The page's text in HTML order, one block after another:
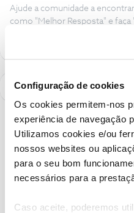
Configuração de cookies
Os cookies permitem-nos
experiência de navegação
Utilizamos cookies e/ou
nossos websites ou
para o seu bom
necessários para a
Caso aceite, poderemos
Ajude a comunidade a
como "Melhor Resposta" e